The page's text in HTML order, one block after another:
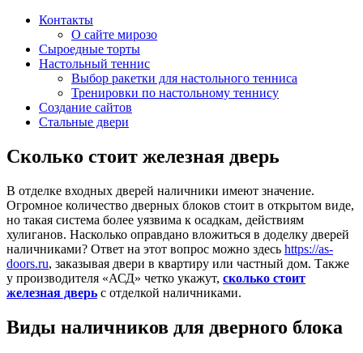
Контакты
О сайте мирозо
Сыроедные торты
Настольный теннис
Выбор ракетки для настольного тенниса
Тренировки по настольному теннису
Создание сайтов
Стальные двери
Сколько стоит железная дверь
В отделке входных дверей наличники имеют значение.
Огромное количество дверных блоков стоит в открытом виде,
но такая система более уязвима к осадкам, действиям
хулиганов. Насколько оправдано вложиться в доделку дверей
наличниками? Ответ на этот вопрос можно здесь https://as-
doors.ru, заказывая двери в квартиру или частный дом. Также
у производителя «АСД» четко укажут, сколько стоит
железная дверь с отделкой наличниками.
Виды наличников для дверного блока